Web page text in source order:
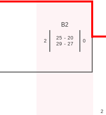
B2
2
25 - 20
29 - 27
0
2